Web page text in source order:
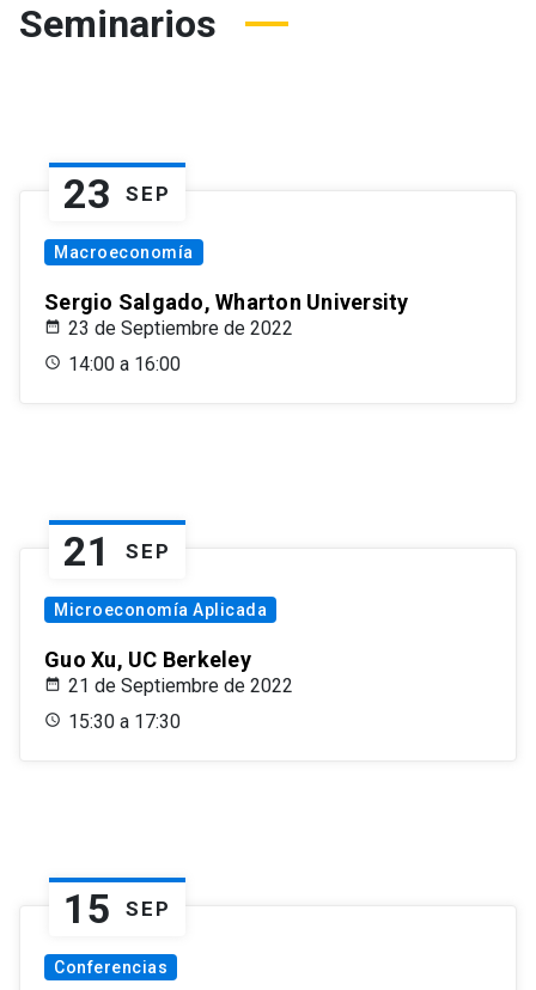
Seminarios
23 SEP
Macroeconomía
Sergio Salgado, Wharton University
23 de Septiembre de 2022
14:00 a 16:00
21 SEP
Microeconomía Aplicada
Guo Xu, UC Berkeley
21 de Septiembre de 2022
15:30 a 17:30
15 SEP
Conferencias